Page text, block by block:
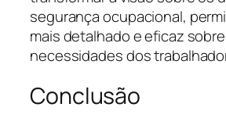
segurança ocupacional,
mais detalhado e eficaz
necessidades dos
Conclusão